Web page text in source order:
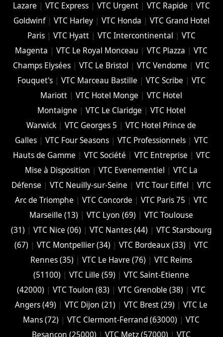
Lazare | VTC Express| VTC Urgent| VTC Rapide | VTC
Goldwinf| VTC Harley| VTC Honda | VTC Grand Hotel
Paris| VTC Hyatt| VTC Intercontinental | VTC
Magenta |VTC Le Royal Monceau |VTC Plazza |VTC
Champs Elysées |VTC Le Bristol |VTC Vendome |VTC
Fouquet's| VTC Marceau Bastille | VTC Scribe | VTC
Mariott |VTC Hotel Monge |VTC Hotel
Montaigne | VTC Le Claridge | VTC Hotel
Warwick |VTC Georges 5 |VTC Hotel Prince de
Galles| VTC Four Seasons| VTC Professionnels| VTC
Hauts de Gamme | VTC Société | VTC Entreprise | VTC
Mise à Disposition |VTC Evenementiel |VTC La
Défense |VTC Neuilly-sur-Seine |VTC Tour Eiffel |VTC
Arc de Triomphe |VTC Concorde |VTC Paris 75 |VTC
Marseille (13) |VTC Lyon (69) |VTC Toulouse
(31) |VTC Nice (06) |VTC Nantes (44) |VTC Starsbourg
(67) |VTC Montpellier (34) |VTC Bordeaux (33) |VTC
Rennes (35) |VTC Le Havre (76) |VTC Reims
(51100) |VTC Lille (59) |VTC Saint-Etienne
(42000) |VTC Toulon (83) |VTC Grenoble (38) |VTC
Angers (49) |VTC Dijon (21) |VTC Brest (29) |VTC Le
Mans (72) |VTC Clermont-Ferrand (63000) |VTC